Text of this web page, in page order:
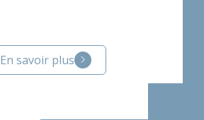
En savoir plus